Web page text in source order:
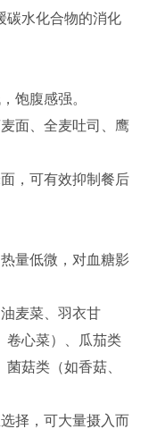
碳水化合物的消化
饱腹感强。
面、全麦吐司、鹰
，可有效抑制餐后
量低微，对血糖影
麦菜、羽衣甘
卷心菜）、瓜茄类
菇类（如香菇、
择，可大量摄入而